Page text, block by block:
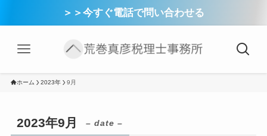
＞＞今すぐ電話で問い合わせる
ホーム 2023年 9月
2023年9月 – date –